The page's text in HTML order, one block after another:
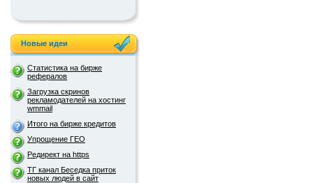
Новые идеи
Статистика на бирже
рефералов
Загрузка скринов
рекламодателей на хостинг
wmmail
Итого на бирже кредитов
Упрощение ГЕО
Редирект на https
ТГ канал Беседка приток
новых людей в сайт